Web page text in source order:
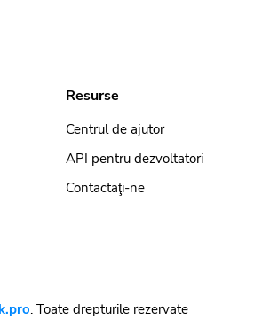
Resurse
Centrul de ajutor
API pentru dezvoltatori
Contactaţi-ne
. Toate drepturile rezervate